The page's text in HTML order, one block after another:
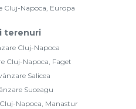
Cluj-Napoca, Europa
terenuri
Cluj-Napoca
Cluj-Napoca, Faget
Salicea
Suceagu
Napoca, Manastur